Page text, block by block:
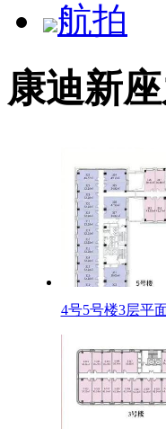
航拍
康迪新
4号5号楼3层平